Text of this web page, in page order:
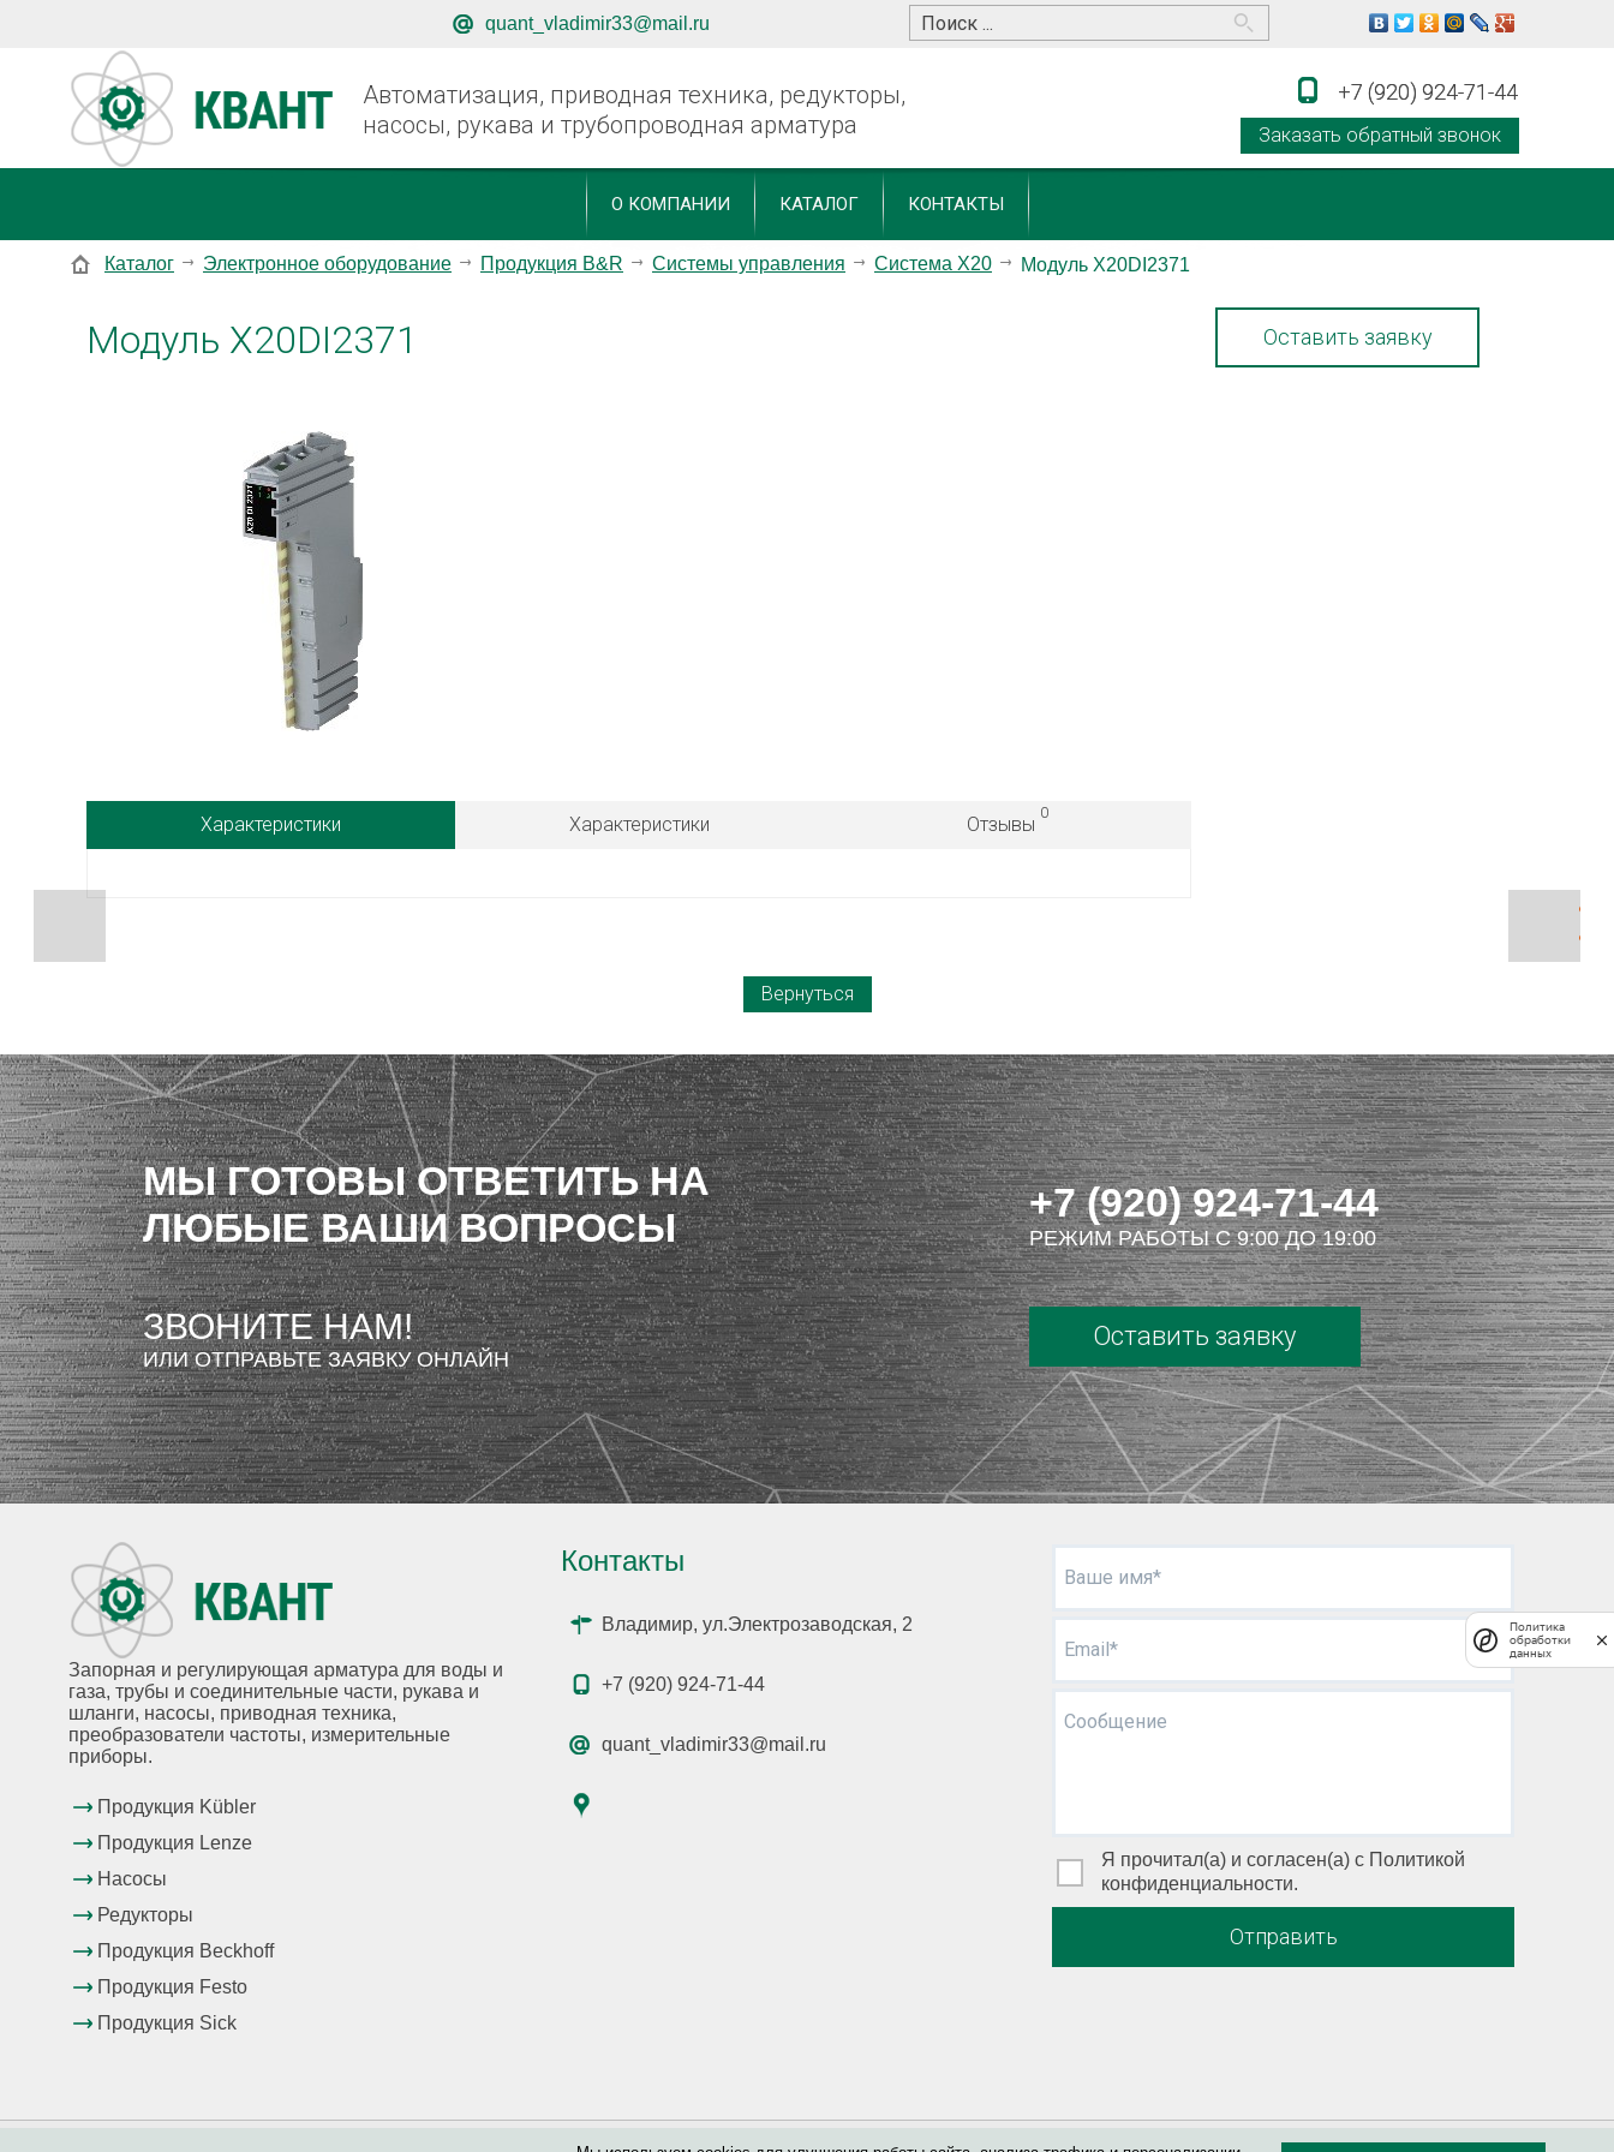
quant_vladimir33@mail.ru
Автоматизация, приводная техника, редукторы,
насосы, рукава и трубопроводная арматура
+7 (920) 924-71-44
Заказать обратный звонок
+7 (920) 924-71-44
О КОМПАНИИ КАТАЛОГ КОНТАКТЫ
Каталог Электронное оборудование Продукция B&R Системы управления Система X20 Модуль X20DI2371
Модуль X20DI2371 Оставить заявку
Характеристики Характеристики Отзывы
0
Вернуться
МЫ ГОТОВЫ ОТВЕТИТЬ НА
ЛЮБЫЕ ВАШИ ВОПРОСЫ
ЗВОНИТЕ НАМ!
ИЛИ ОТПРАВЬТЕ ЗАЯВКУ ОНЛАЙН
+7 (920) 924-71-44
РЕЖИМ РАБОТЫ С 9:00 ДО 19:00
Оставить заявку
Запорная и регулирующая арматура для воды и
газа, трубы и соединительные части, рукава и
шланги, насосы, приводная техника,
преобразователи частоты, измерительные
приборы.
Продукция Kübler
Продукция Lenze
Насосы
Редукторы
Продукция Beckhoff
Продукция Festo
Продукция Sick
Контакты
Владимир, ул.Электрозаводская, 2
+7 (920) 924-71-44
quant_vladimir33@mail.ru
Ваше имя*
Email*
Сообщение
Я прочитал(а) и согласен(а) с Политикой
конфиденциальности.
Отправить
Политика
обработки
данных